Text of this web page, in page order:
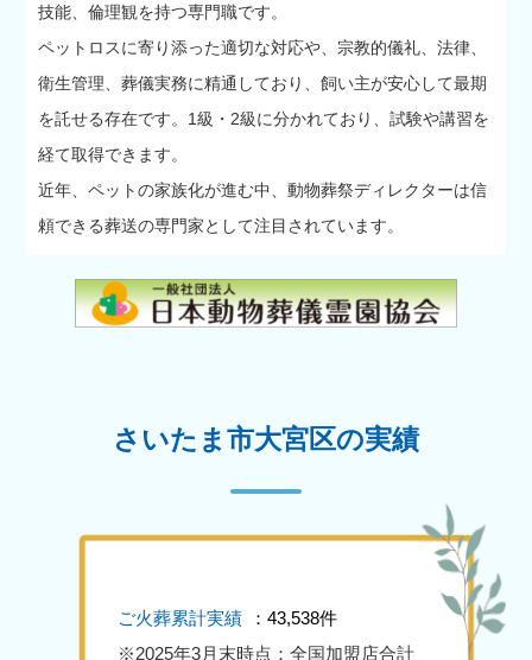
技能、倫理観を持つ専門職です。
ペットロスに寄り添った適切な対応や、宗教的儀礼、法律、
衛生管理、葬儀実務に精通しており、飼い主が安心して最期
を託せる存在です。1級・2級に分かれており、試験や講習を
経て取得できます。
近年、ペットの家族化が進む中、動物葬祭ディレクターは信
頼できる葬送の専門家として注目されています。
さいたま市大宮区の実績
ご火葬累計実績
：43,538件
※2025年3月末時点：全国加盟店合計